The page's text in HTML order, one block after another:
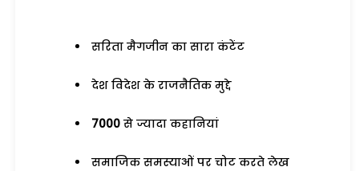
सरिता मैगजीन का सारा कंटेंट
देश विदेश के राजनैतिक मुद्दे
7000 से ज्यादा कहानियां
समाजिक समस्याओं पर चोट करते लेख